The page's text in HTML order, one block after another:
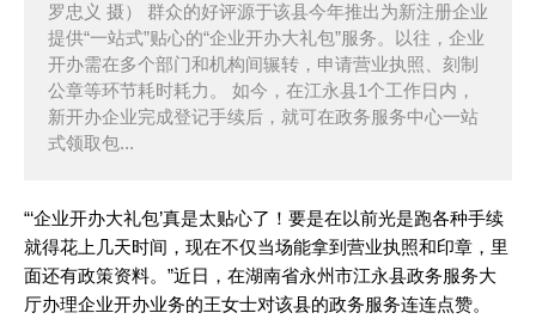
罗忠义 摄） 群众的好评源于该县今年推出为新注册企业
提供“一站式”贴心的“企业开办大礼包”服务。以往，企业
开办需在多个部门和机构间辗转，申请营业执照、刻制
公章等环节耗时耗力。 如今，在江永县1个工作日内，
新开办企业完成登记手续后，就可在政务服务中心一站
式领取包...
“‘企业开办大礼包’真是太贴心了！要是在以前光是跑各种手续
就得花上几天时间，现在不仅当场能拿到营业执照和印章，里
面还有政策资料。”近日，在湖南省永州市江永县政务服务大
厅办理企业开办业务的王女士对该县的政务服务连连点赞。